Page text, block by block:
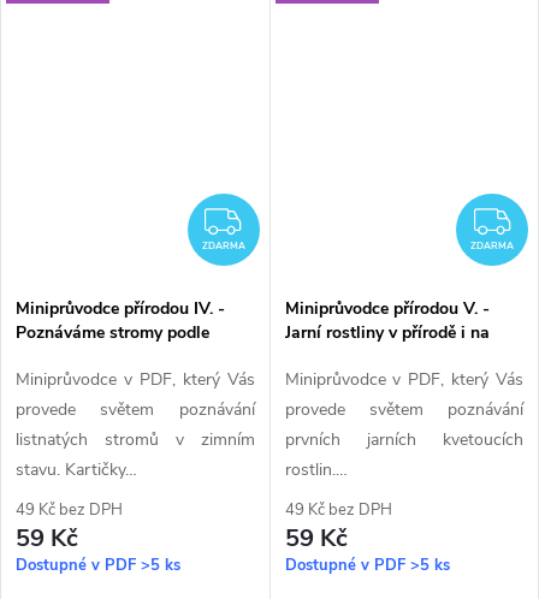
ZDARMA
ZDARMA
Miniprůvodce přírodou IV. -
Poznáváme stromy podle
Miniprůvodce v PDF, který Vás
provede světem poznávání
listnatých stromů v zimním
stavu. Kartičky…
49 Kč bez DPH
59 Kč
Dostupné v PDF >5 ks
ZDARMA
Miniprůvodce přírodou V. -
Jarní rostliny v přírodě i na
Miniprůvodce v PDF, který Vás
provede světem poznávání
prvních jarních kvetoucích
rostlin.…
49 Kč bez DPH
59 Kč
Dostupné v PDF >5 ks